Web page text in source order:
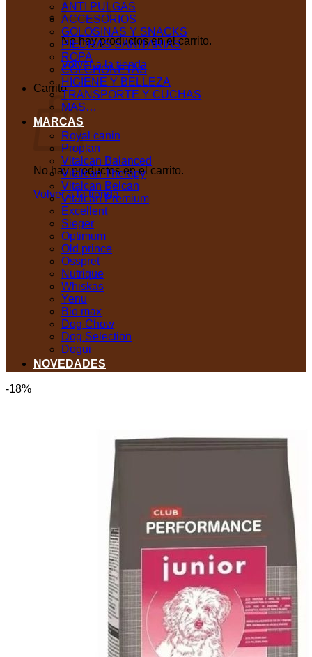
No hay productos en el carrito.
Volver a la tienda
Carrito
No hay productos en el carrito.
Volver a la tienda
ANTI PULGAS
ACCESORIOS
GOLOSINAS Y SNACKS
PIEDRAS SANITARIAS
ROPA
COLCHONETAS
HIGIENE Y BELLEZA
TRANSPORTE Y CUCHAS
MAS…
MARCAS
Royal canin
Proplan
Vitalcan Balanced
Vitalcan Therapy
Vitalcan Belcan
Vitalcan Premium
Excellent
Sieger
Optimum
Old prince
Osspret
Nutrique
Whiskas
Yenu
Bio max
Dog Chow
Dog Selection
Dogui
NOVEDADES
-18%